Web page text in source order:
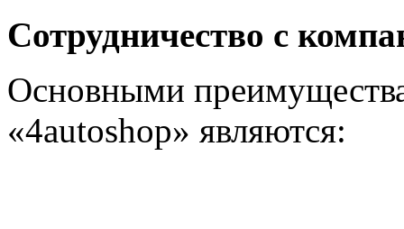
Сотрудничество с
Основными
«4autoshop» являются: